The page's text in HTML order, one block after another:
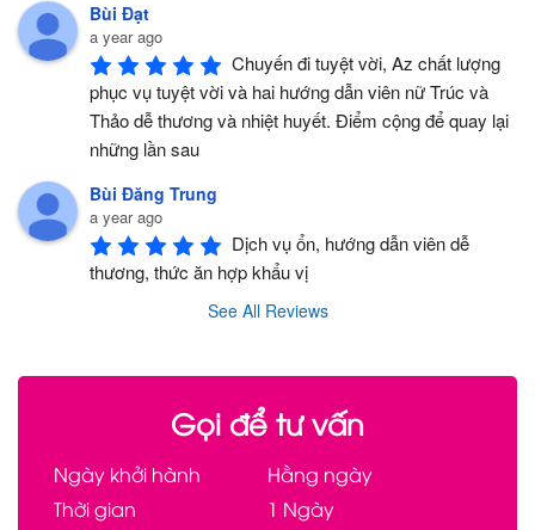
Bùi Đạt
a year ago
Chuyến đi tuyệt vời, Az chất lượng
phục vụ tuyệt vời và hai hướng dẫn viên nữ Trúc và
Thảo dễ thương và nhiệt huyết. Điểm cộng để quay lại
những lần sau
Bùi Đăng Trung
a year ago
Dịch vụ ổn, hướng dẫn viên dễ
thương, thức ăn hợp khẩu vị
See All Reviews
Gọi để tư vấn
Ngày khởi hành
Hằng ngày
Thời gian
1 Ngày